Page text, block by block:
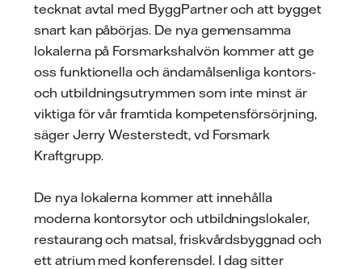
tecknat avtal med ByggPartner och att bygget
snart kan påbörjas. De nya gemensamma
lokalerna på Forsmarkshalvön kommer att ge
oss funktionella och ändamålsenliga kontors-
och utbildningsutrymmen som inte minst är
viktiga för vår framtida kompetensförsörjning,
säger Jerry Westerstedt, vd Forsmark
Kraftgrupp.
De nya lokalerna kommer att innehålla
moderna kontorsytor och utbildningslokaler,
restaurang och matsal, friskvårdsbyggnad och
ett atrium med konferensdel. I dag sitter